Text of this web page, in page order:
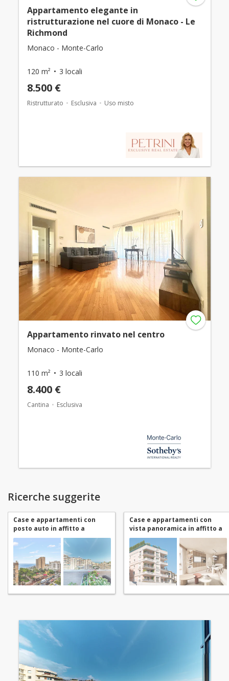
Appartamento elegante in
ristrutturazione nel cuore di Monaco - Le
Richmond
Monaco - Monte-Carlo
120 m² 3 locali
8.500 €
Ristrutturato Esclusiva Uso misto
Appartamento rinvato nel centro
Monaco - Monte-Carlo
110 m² 3 locali
8.400 €
Cantina Esclusiva
Ricerche suggerite
Case e appartamenti con
posto auto in affitto a
Monaco Monte-Carlo
Case e appartamenti con
vista panoramica in affitto a
Monaco Monte-Carlo